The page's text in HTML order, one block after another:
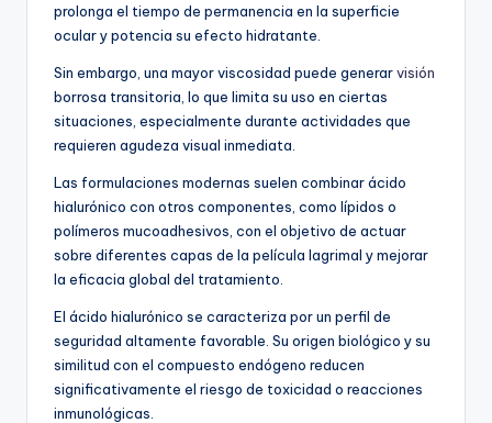
prolonga el tiempo de permanencia en la superficie
ocular y potencia su efecto hidratante.
Sin embargo, una mayor viscosidad puede generarvisión
borrosa transitoria, lo que limita su uso en ciertas
situaciones, especialmente durante actividades que
requieren agudeza visual inmediata.
Las formulaciones modernas suelen combinar ácido
hialurónico con otros componentes, como lípidos o
polímeros mucoadhesivos, con el objetivo de actuar
sobre diferentes capas de la película lagrimal y mejorar
la eficacia global del tratamiento.
El ácido hialurónico se caracteriza por un perfil de
seguridad altamente favorable. Su origen biológico y su
similitud con el compuesto endógeno reducen
significativamente el riesgo de toxicidad o reacciones
inmunológicas.